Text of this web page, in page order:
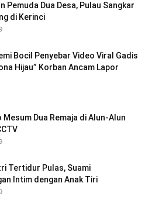
Pemuda Dua Desa, Pulau Sangkar
di Kerinci
Bocil Penyebar Video Viral Gadis
Hijau” Korban Ancam Lapor
Mesum Dua Remaja di Alun-Alun
Tertidur Pulas, Suami
Intim dengan Anak Tiri